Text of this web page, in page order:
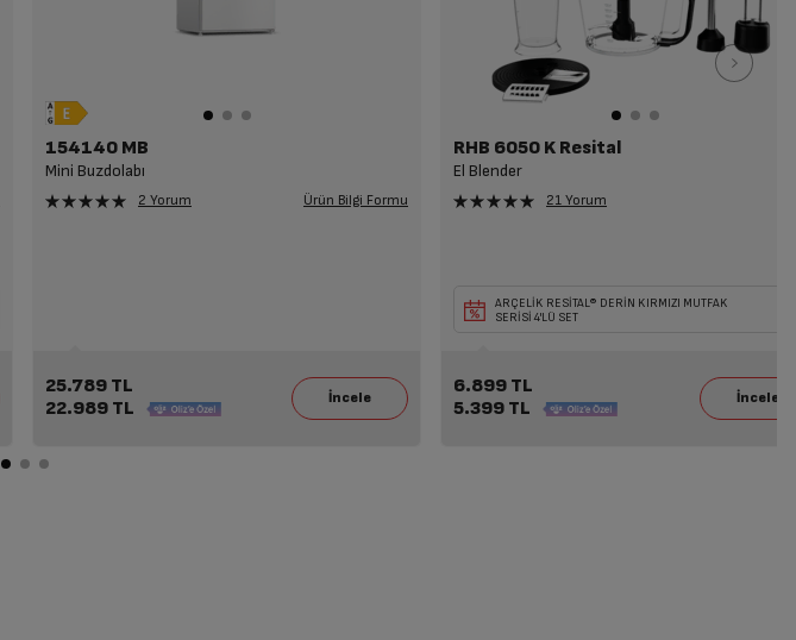
Seçili Beyaz Eşya veya TV ile Birlikte Seçili
Mikrodalga Alımına 7.199 TL İndirim!
154140 MB
Mini Buzdolabı
2 Yorum Ürün Bilgi Formu
25.789 TL
22.989 TL
RHB 6050 K Resital
El Blender
21 Yorum
ARÇELİK RESİTAL® DERİN KIRMIZI MUTFAK
SERİSİ 4'LÜ SET
6.899 TL
5.399 TL